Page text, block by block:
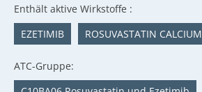
Enthält aktive Wirkstoffe :
EZETIMIB
ROSUVASTATIN CALCIUM
ATC-Gruppe: